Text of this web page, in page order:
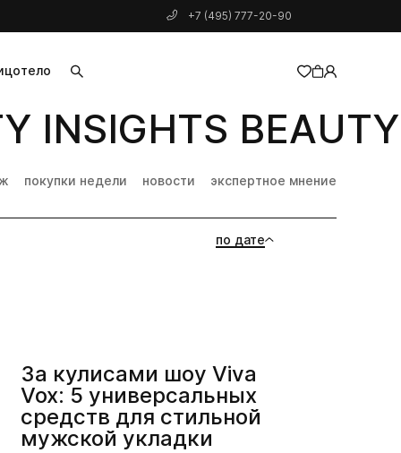
+7 (495) 777-20-90
тело
добавлен в корзину
покупки недели новости экспертное мнение
по дате
За кулисами шоу Viva
Vox: 5 универсальных
средств для стильной
мужской укладки